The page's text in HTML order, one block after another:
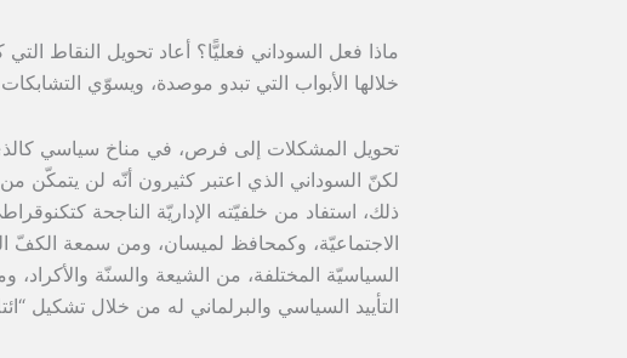
ماذا فعل السوداني فعليًّا؟ أعاد تحويل النقاط
خلالها الأبواب التي تبدو موصدة، ويسوّي
تحويل المشكلات إلى فرص، في مناخ سياسي
لكنّ السوداني الذي اعتبر كثيرون أنّه لن يتمكّن من
ذلك، استفاد من خلفيّته الإداريّة الناجحة
الاجتماعيّة، وكمحافظ لميسان، ومن سمعة الكفّ
السياسيّة المختلفة، من الشيعة والسنّة
التأييد السياسي والبرلماني له من خلال تشكيل